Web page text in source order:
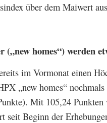
über dem Maiwert
homes“) werden
im Vormonat einen
„new homes“
Mit 105,24 Punkten
seit Beginn der